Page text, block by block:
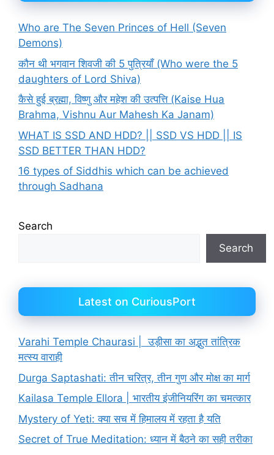
Who are The Seven Princes of Hell (Seven
Demons)
कौन थी भगवान शिवजी की 5 पुत्रियाँ (Who were the 5
daughters of Lord Shiva)
कैसे हुई ब्रह्मा, विष्णु और महेश की उत्पत्ति (Kaise Hua
Brahma, Vishnu Aur Mahesh Ka Janam)
WHAT IS SSD AND HDD? || SSD VS HDD || IS
SSD BETTER THAN HDD?
16 types of Siddhis which can be achieved
through Sadhana
Search
Search
Latest on CuriousPort
Varahi Temple Chaurasi | उड़ीसा का अद्भुत तांत्रिक
मत्स्य वाराही
Durga Saptashati: तीन चरित्र, तीन गुण और मोक्ष का मार्ग
Kailasa Temple Ellora | भारतीय इंजीनियरिंग का चमत्कार
Mystery of Yeti: क्या सच में हिमालय में रहता है यति
Secret of True Meditation: ध्यान में बैठने का सही तरीका